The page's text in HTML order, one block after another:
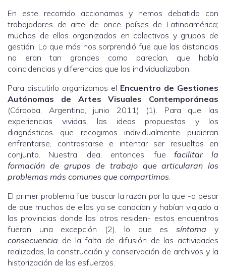
En este recorrido accionamos y hemos debatido con
trabajadores de arte de once países de Latinoamérica;
muchos de ellos organizados en colectivos y grupos de
gestión. Lo que más nos sorprendió fue que las distancias
no eran tan grandes como parecían, que había
coincidencias y diferencias que los individualizaban.
Para discutirlo organizamos el Encuentro de Gestiones
Autónomas de Artes Visuales Contemporáneas
(Córdoba, Argentina, junio 2011) (1). Para que las
experiencias vividas, las ideas propuestas y los
diagnósticos que recogimos individualmente pudieran
enfrentarse, contrastarse e intentar ser resueltos en
conjunto. Nuestra idea, entonces, fue facilitar la
formación de grupos de trabajo que articularan los
problemas más comunes que compartimos.
El primer problema fue buscar la razón por la que -a pesar
de que muchos de ellos ya se conocían y habían viajado a
las provincias donde los otros residen- estos encuentros
fueran una excepción (2), lo que es síntoma y
consecuencia de la falta de difusión de las actividades
realizadas, la construcción y conservación de archivos y la
historización de los esfuerzos.